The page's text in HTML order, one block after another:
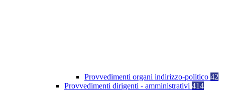
Provvedimenti organi indirizzo-politico 42
Provvedimenti dirigenti - amministrativi 414